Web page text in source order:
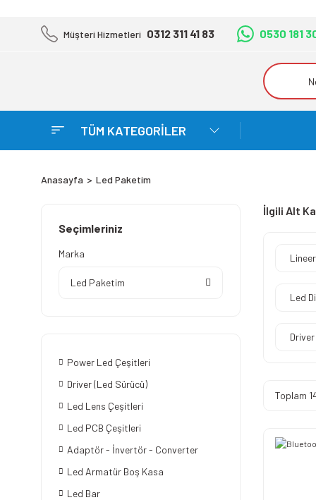
Müşteri Hizmetleri 0312 311 41 83 0530 181
TÜM KATEGORİLER
Anasayfa Led Paketim
Seçimleriniz
Marka
Led Paketim
Power Led Çeşitleri
Driver (Led Sürücü)
Led Lens Çeşitleri
Led PCB Çeşitleri
Adaptör - İnvertör - Converter
Led Armatür Boş Kasa
Led Bar
İlgili Alt
Led
Toplam